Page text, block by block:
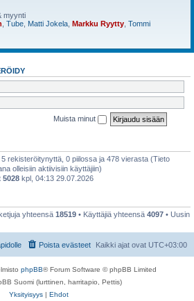
myynti
Tube Matti Jokela Markku Ryytty Tommi
Muista minut
rekisteröitynyttä, 0 piilossa ja 478 vierasta (Tieto
olleisiin aktiivisiin käyttäjiin)
5028 kpl, 04:13 29.07.2026
yhteensä 18519 • Käyttäjiä yhteensä 4097 • Uusin
Kaikki ajat ovat UTC+03:00
Poista evästeet
phpBB® Forum Software © phpBB Limited
Suomi (lurttinen, harritapio, Pettis)
Yksityisyys | Ehdot